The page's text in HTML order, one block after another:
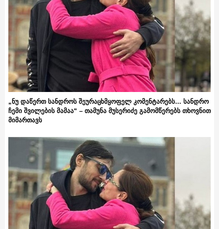
„ნუ დაწერთ სანდროს შეურაცხმყოფელ კომენტარებს… სანდრო
ჩემი შვილების მამაა“ – თამუნა მუსერიძე გამომწერებს თხოვნით
მიმართავს